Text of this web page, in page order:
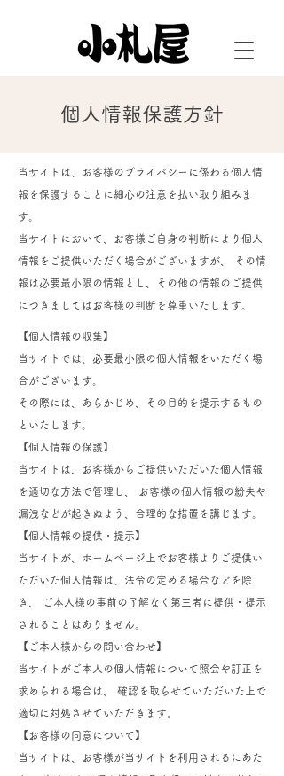
個人情報保護方針
当サイトは、お客様のプライバシーに係わる個人情
報を保護することに細心の注意を払い取り組みま
す。
当サイトにおいて、お客様ご自身の判断により個人
情報をご提供いただく場合がございますが、 その情
報は必要最小限の情報とし、その他の情報のご提供
につきましてはお客様の判断を尊重いたします。
【個人情報の収集】
当サイトでは、必要最小限の個人情報をいただく場
合がございます。
その際には、あらかじめ、その目的を提示するもの
といたします。
【個人情報の保護】
当サイトは、お客様からご提供いただいた個人情報
を適切な方法で管理し、 お客様の個人情報の紛失や
漏洩などが起きぬよう、合理的な措置を講じます。
【個人情報の提供・提示】
当サイトが、ホームページ上でお客様よりご提供い
ただいた個人情報は、法令の定める場合などを除
き、 ご本人様の事前の了解なく第三者に提供・提示
されることはありません。
【ご本人様からの問い合わせ】
当サイトがご本人の個人情報について照会や訂正を
求められる場合は、 確認を取らせていただいた上で
適切に対処させていただきます。
【お客様の同意について】
当サイトは、お客様が当サイトを利用されるにあた